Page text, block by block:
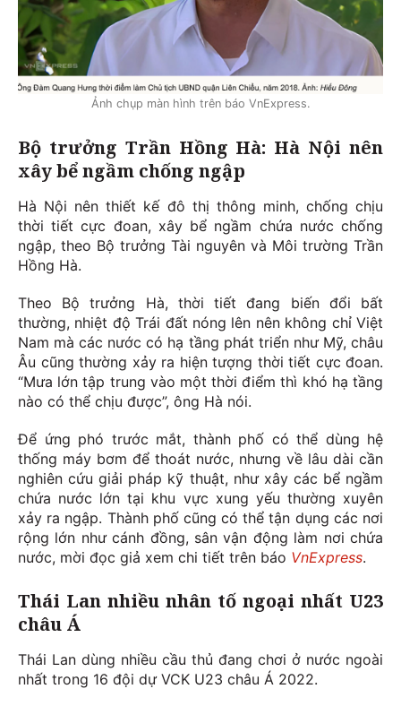
Ảnh chụp màn hình trên báo VnExpress.
Bộ trưởng Trần Hồng Hà: Hà Nội nên
xây bể ngầm chống ngập
Hà Nội nên thiết kế đô thị thông minh, chống chịu
thời tiết cực đoan, xây bể ngầm chứa nước chống
ngập, theo Bộ trưởng Tài nguyên và Môi trường Trần
Hồng Hà.
Theo Bộ trưởng Hà, thời tiết đang biến đổi bất
thường, nhiệt độ Trái đất nóng lên nên không chỉ Việt
Nam mà các nước có hạ tầng phát triển như Mỹ, châu
Âu cũng thường xảy ra hiện tượng thời tiết cực đoan.
“Mưa lớn tập trung vào một thời điểm thì khó hạ tầng
nào có thể chịu được”, ông Hà nói.
Để ứng phó trước mắt, thành phố có thể dùng hệ
thống máy bơm để thoát nước, nhưng về lâu dài cần
nghiên cứu giải pháp kỹ thuật, như xây các bể ngầm
chứa nước lớn tại khu vực xung yếu thường xuyên
xảy ra ngập. Thành phố cũng có thể tận dụng các nơi
rộng lớn như cánh đồng, sân vận động làm nơi chứa
nước, mời đọc giả xem chi tiết trên báo VnExpress.
Thái Lan nhiều nhân tố ngoại nhất U23
châu Á
Thái Lan dùng nhiều cầu thủ đang chơi ở nước ngoài
nhất trong 16 đội dự VCK U23 châu Á 2022.